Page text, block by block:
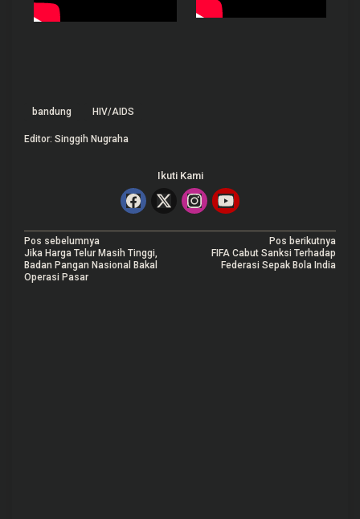
bandung HIV/AIDS
Editor: Singgih Nugraha
Ikuti Kami
N
a
Pos sebelumnya
Jika Harga Telur Masih Tinggi,
Badan Pangan Nasional Bakal
Operasi Pasar
Pos berikutnya
FIFA Cabut Sanksi Terhadap
Federasi Sepak Bola India